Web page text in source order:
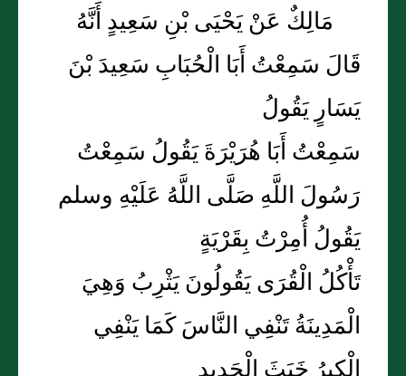
مَالِكٌ عَنْ يَحْيَى بْنِ سَعِيدٍ أَنَّهُ
قَالَ سَمِعْتُ أَبَا الْحُبَابِ سَعِيدَ بْنَ
يَسَارٍ يَقُولُ
سَمِعْتُ أَبَا هُرَيْرَةَ يَقُولُ سَمِعْتُ
رَسُولَ اللَّهِ صَلَّى اللَّهُ عَلَيْهِ وسلم
يَقُولُ أُمِرْتُ بِقَرْيَةٍ
تَأْكُلُ الْقُرَى يَقُولُونَ يَثْرِبُ وَهِيَ
الْمَدِينَةُ تَنْفِي النَّاسَ كَمَا يَنْفِي